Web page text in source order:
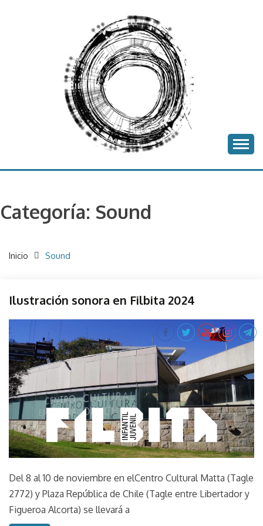
BATEA
Categoría: Sound
Inicio Sound
Evento
Performance
Perfos
Sonido
Sound
Taller
Ilustración sonora en Filbita 2024
octubre
31,
2024
parselis
Del 8 al 10 de noviembre en elCentro Cultural Matta (Tagle
2772) y Plaza República de Chile (Tagle entre Libertador y
Figueroa Alcorta) se llevará a